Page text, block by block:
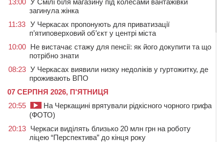
загинула жінка
11:33 У Черкасах пропонують для приватизації
п’ятиповерховий об’єкт у центрі міста
10:00 Не вистачає стажу для пенсії: як його докупити та що
потрібно знати
08:23 У Черкасах виявили низку недоліків у гуртожитку, де
проживають ВПО
07 СЕРПНЯ 2026, П'ЯТНИЦЯ
20:55
На Черкащині врятували рідкісного чорного грифа
(ФОТО)
20:13 Черкаси виділять близько 20 млн грн на роботу
ліцею “Перспектива” до кінця року